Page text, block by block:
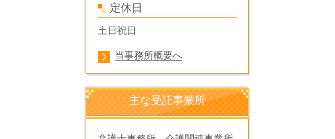
定休日
土日祝日
当事務所概要へ
主な受託事業所